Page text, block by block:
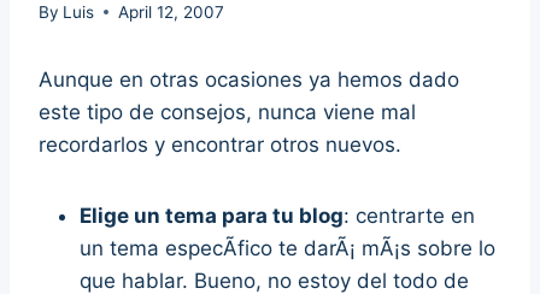
By Luis April 12, 2007
Aunque en otras ocasiones ya hemos dado
este tipo de consejos, nunca viene mal
recordarlos y encontrar otros nuevos.
Elige un tema para tu blog: centrarte en
un tema especÃ­fico te darÃ¡ mÃ¡s sobre lo
que hablar. Bueno, no estoy del todo de